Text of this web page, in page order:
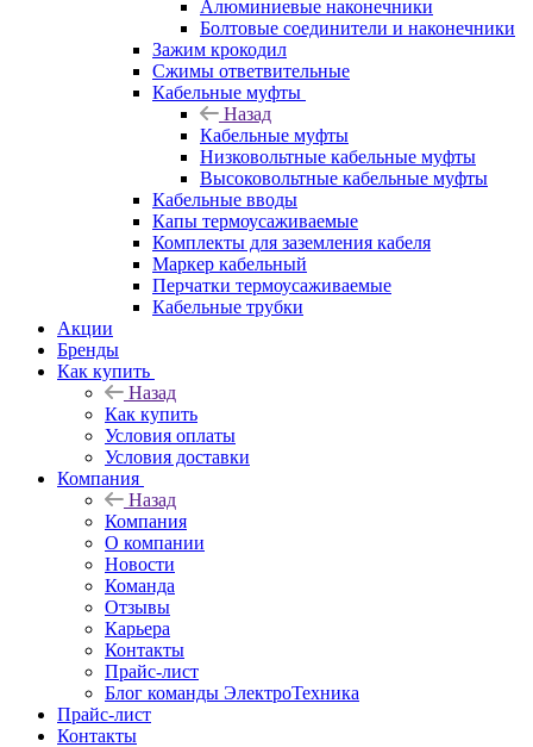
Алюминиевые наконечники
Болтовые соединители и наконечники
Зажим крокодил
Сжимы ответвительные
Кабельные муфты
Назад
Кабельные муфты
Низковольтные кабельные муфты
Высоковольтные кабельные муфты
Кабельные вводы
Капы термоусаживаемые
Комплекты для заземления кабеля
Маркер кабельный
Перчатки термоусаживаемые
Кабельные трубки
Акции
Бренды
Как купить
Назад
Как купить
Условия оплаты
Условия доставки
Компания
Назад
Компания
О компании
Новости
Команда
Отзывы
Карьера
Контакты
Прайс-лист
Блог команды ЭлектроТехника
Прайс-лист
Контакты